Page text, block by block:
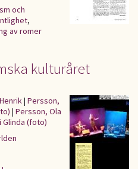
och
,
av romer
kulturåret
| Persson,
| Persson, Ola
Glinda (foto)